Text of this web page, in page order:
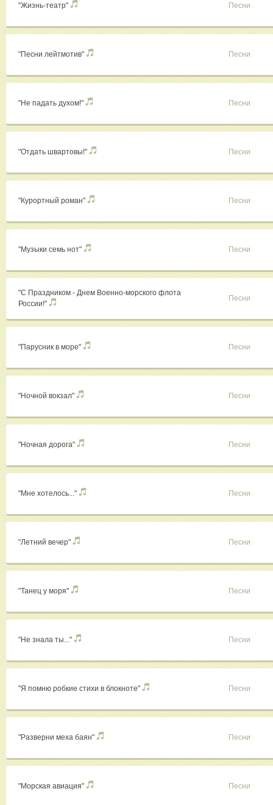
"Жизнь-театр" Песни
"Песни лейтмотив" Песни
"Не падать духом!" Песни
"Отдать швартовы!" Песни
"Курортный роман" Песни
"Музыки семь нот" Песни
"С Праздником - Днем Военно-морского флота
России!"
Песни
"Парусник в море" Песни
"Ночной вокзал" Песни
"Ночная дорога" Песни
"Мне хотелось..." Песни
"Летний вечер" Песни
"Танец у моря" Песни
"Не знала ты..." Песни
"Я помню робкие стихи в блокноте" Песни
"Разверни меха баян" Песни
"Морская авиация" Песни